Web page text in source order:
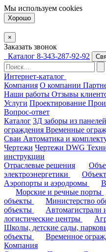
Мы используем cookies
Хорошо
×
Заказать звонок
Каталог 8-343-287-92-92
Интернет-каталог
Компания О компании
Наши работы Отзывы
Услуги Проектирование
Вопрос-ответ
Каталог 3Д заборы из панелей
ограждения Временные
Cваи Автоматика и
Чертежи Чертежи DWG
инструкции
Отраслевые решения
электроэнергетики
Аэропорты и аэродромы
Морские и речные порты
объекты
Министерство
объекты
Автомагистрали
логистические центры
Школы, детские сады,
объекты
Временное
Компания